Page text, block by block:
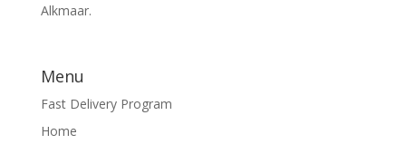
Alkmaar.
Menu
Fast Delivery Program
Home